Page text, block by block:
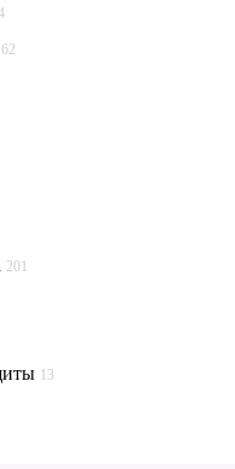
62
201
13